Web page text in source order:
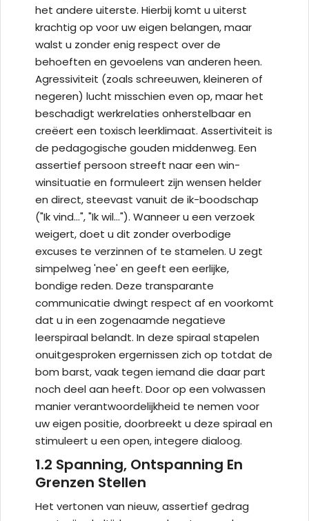
het andere uiterste. Hierbij komt u uiterst
krachtig op voor uw eigen belangen, maar
walst u zonder enig respect over de
behoeften en gevoelens van anderen heen.
Agressiviteit (zoals schreeuwen, kleineren of
negeren) lucht misschien even op, maar het
beschadigt werkrelaties onherstelbaar en
creëert een toxisch leerklimaat. Assertiviteit is
de pedagogische gouden middenweg. Een
assertief persoon streeft naar een win-
winsituatie en formuleert zijn wensen helder
en direct, steevast vanuit de ik-boodschap
("Ik vind...", "Ik wil..."). Wanneer u een verzoek
weigert, doet u dit zonder overbodige
excuses te verzinnen of te stamelen. U zegt
simpelweg 'nee' en geeft een eerlijke,
bondige reden. Deze transparante
communicatie dwingt respect af en voorkomt
dat u in een zogenaamde negatieve
leerspiraal belandt. In deze spiraal stapelen
onuitgesproken ergernissen zich op totdat de
bom barst, vaak tegen iemand die daar part
noch deel aan heeft. Door op een volwassen
manier verantwoordelijkheid te nemen voor
uw eigen positie, doorbreekt u deze spiraal en
stimuleert u een open, integere dialoog.
1.2 Spanning, Ontspanning En
Grenzen Stellen
Het vertonen van nieuw, assertief gedrag